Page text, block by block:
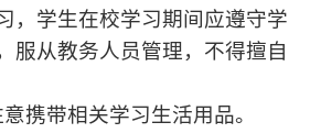
，学生在校学习期间应遵守学
服从教务人员管理，不得擅自
携带相关学习生活用品。